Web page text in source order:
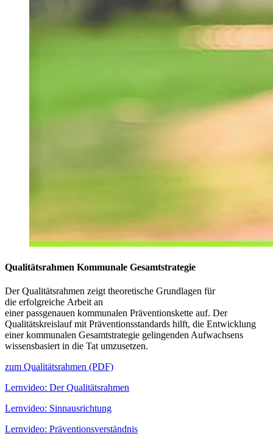
Qualitätsrahmen Kommunale Gesamtstrategie
Der Qualitätsrahmen zeigt theoretische Grundlagen für
die erfolgreiche Arbeit an
einer passgenauen kommunalen Präventionskette auf. Der
Qualitätskreislauf mit Präventionsstandards hilft, die Entwicklung
einer kommunalen Gesamtstrategie gelingenden Aufwachsens
wissensbasiert in die Tat umzusetzen.
zum Qualitätsrahmen (PDF)
Lernvideo: Der Qualitätsrahmen
Lernvideo: Sinnausrichtung
Lernvideo: Präventionsverständnis